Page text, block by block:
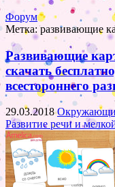
Форум
Метка:развивающие
Развивающие
скачать
всестороннего
29.03.2018
Развитие речи и